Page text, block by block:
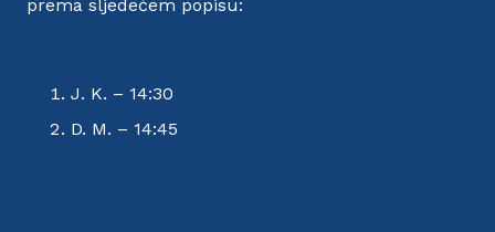
prema sljedećem popisu:
J. K. – 14:30
D. M. – 14:45